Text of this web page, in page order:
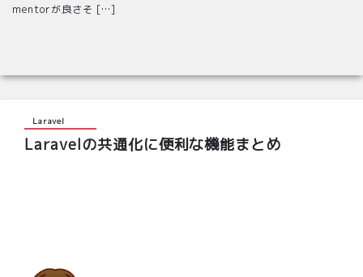
mentorが良さそ […]
Laravel
Laravelの共通化に便利な機能まとめ